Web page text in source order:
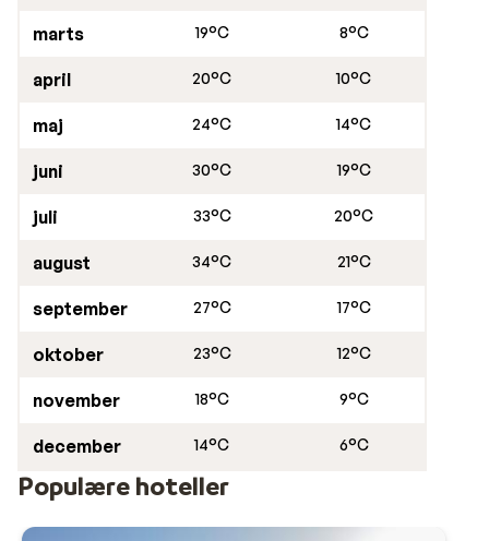
marts 19°C 8°C
april 20°C 10°C
maj 24°C 14°C
juni 30°C 19°C
juli 33°C 20°C
august 34°C 21°C
september 27°C 17°C
oktober 23°C 12°C
november 18°C 9°C
december 14°C 6°C
Populære hoteller